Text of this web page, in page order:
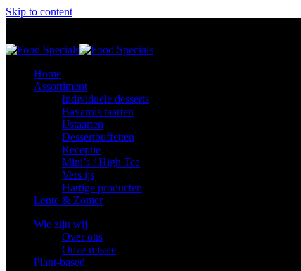
Skip to content
Home
Assortiment
Individuele desserts
Bavarois taarten
IJstaarten
Dessertbuffetten
Receptie
Mini’s / High Tea
Vers ijs
Hartige producten
Lente & Zomer
Wie zijn wij
Over ons
Onze missie
Plant-based